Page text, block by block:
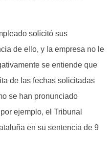
solicitó sus
de ello, y la empresa no le
se entiende que
de las fechas solicitadas
se han pronunciado
ejemplo, el Tribunal
en su sentencia de 9